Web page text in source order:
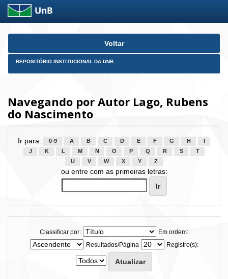
Skip
Voltar
REPOSITÓRIO INSTITUCIONAL DA UNB
Navegando por Autor Lago, Rubens
do Nascimento
Ir para: 0-9 A B C D E F G H
J
K L M N O P Q R S
T
U
V W X Y Z
ou entre com as primeiras letras:
Classificar por:
Em ordem:
Resultados/Página
Registro(s):